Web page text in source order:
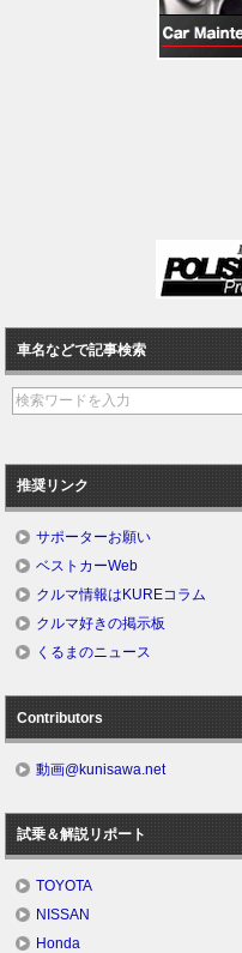
車名などで記事検索
推奨リンク
サポーターお願い
ベストカーWeb
クルマ情報はKUREコラム
クルマ好きの掲示板
くるまのニュース
Contributors
動画@kunisawa.net
試乗＆解説リポート
TOYOTA
NISSAN
Honda